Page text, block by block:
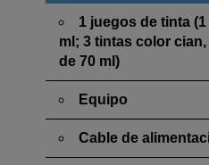
1 juegos de tinta
ml; 3 tintas color
de 70 ml)
Equipo
Cable de